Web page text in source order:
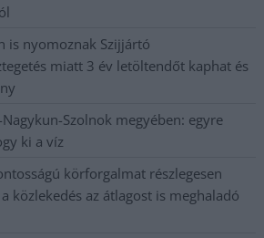
is nyomoznak Szijjártó
miatt 3 év letöltendőt kaphat és
Nagykun-Szolnok megyében: egyre
ki a víz
körforgalmat részlegesen
közlekedés az átlagost is meghaladó